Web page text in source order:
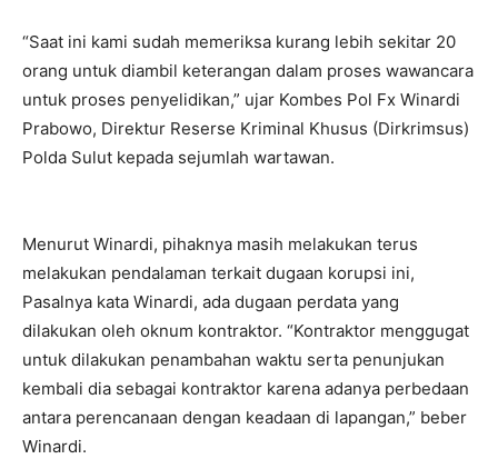
“Saat ini kami sudah memeriksa kurang lebih sekitar 20
orang untuk diambil keterangan dalam proses wawancara
untuk proses penyelidikan,” ujar Kombes Pol Fx Winardi
Prabowo, Direktur Reserse Kriminal Khusus (Dirkrimsus)
Polda Sulut kepada sejumlah wartawan.
Menurut Winardi, pihaknya masih melakukan terus
melakukan pendalaman terkait dugaan korupsi ini,
Pasalnya kata Winardi, ada dugaan perdata yang
dilakukan oleh oknum kontraktor. “Kontraktor menggugat
untuk dilakukan penambahan waktu serta penunjukan
kembali dia sebagai kontraktor karena adanya perbedaan
antara perencanaan dengan keadaan di lapangan,” beber
Winardi.